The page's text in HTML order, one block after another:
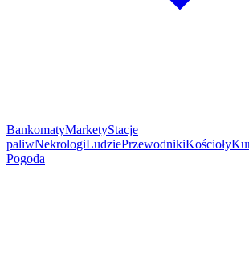
BankomatyMarketyStacje
paliwNekrologiLudziePrzewodnikiKościoły
Pogoda